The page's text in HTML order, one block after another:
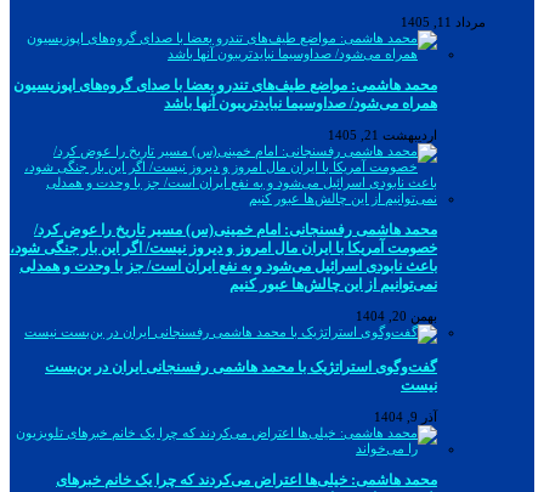
مرداد 11, 1405
محمد هاشمی: مواضع طیف‌های تندرو بعضا با صدای گروه‌های اپوزیسیون
همراه می‌شود/ صداوسیما نبایدتریبون آنها باشد
اردیبهشت 21, 1405
محمد هاشمی رفسنجانی: امام خمینی(س) مسیر تاریخ را عوض کرد/
خصومت آمریکا با ایران مال امروز و دیروز نیست/ اگر این بار جنگی شود،
باعث نابودی اسرائیل می‌شود و به نفع ایران است/ جز با وحدت و همدلی
نمی‌توانیم از این چالش‌ها عبور کنیم
بهمن 20, 1404
گفت‌وگوی استراتژیک با محمد هاشمی رفسنجانی ایران در بن‌بست
نیست
آذر 9, 1404
محمد هاشمی: خیلی‌ها اعتراض می‌کردند که چرا یک خانم خبرهای